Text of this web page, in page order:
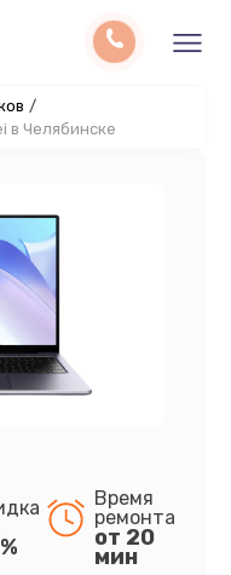
/
в Челябинске
Время
ремонта
от 20
мин